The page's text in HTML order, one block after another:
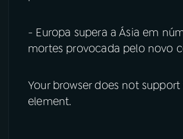
- Europa supera a Ásia em
mortes provocada pelo novo
Your browser does not
element.